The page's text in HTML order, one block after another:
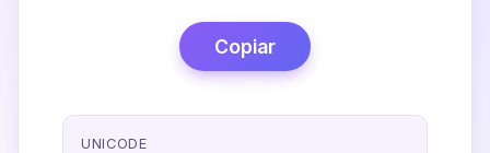
Copiar
UNICODE